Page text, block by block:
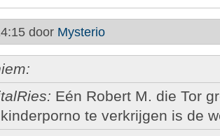
door Mysterio
Eén Robert M. die Tor
te verkrijgen is de